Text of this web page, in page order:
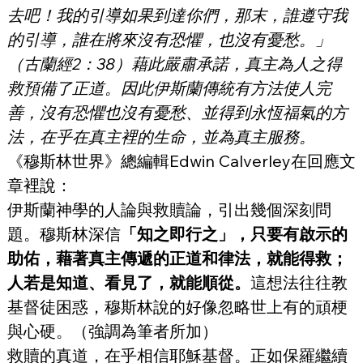
去吧！我的引導如果到達你們，那末，誰遵守我
的引導，誰在將來沒有恐懼，也沒有憂愁。」
（古蘭經2：38）藉此嚴肅承諾，真主為人之得
救預備了正道。因此伊斯蘭傳統有方法使人完
善，沒有恐懼也沒有憂愁、並得到永恆福氣的方
法，在乎在真主裡的生命，並為真主服務。
《穆斯林世界》總編輯Edwin Calverley在回應文
章裡說：
伊斯蘭神學的人論與救贖論，引出幾個深刻問
題。穆斯林深信「知之即行之」，只要有啟示的
助佑，藉著真主傳遞的正道和律法，就能得救；
人若是知道、看見了，就能順從。 這想法往往教
基督徒困惑，穆斯林說的好像忽略世上有的頑梗
與心硬。（強調為筆者所加）
救贖的真道，在乎相信耶穌基督。正如保羅繼續